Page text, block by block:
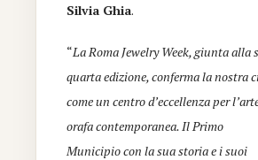
Silvia Ghia.
“La Roma Jewelry Week, giunta alla
quarta edizione, conferma la nostra
come un centro d’eccellenza per
orafa contemporanea. Il Primo
Municipio con la sua storia e i suoi